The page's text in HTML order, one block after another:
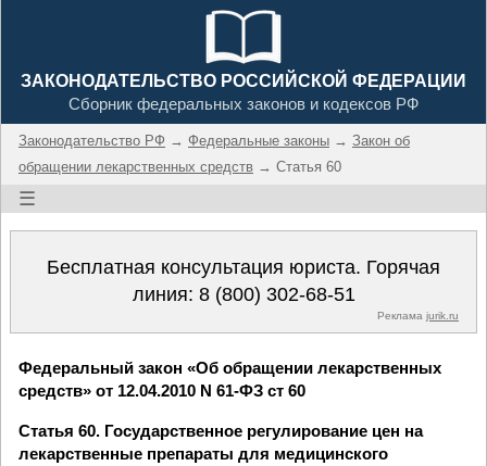
ЗАКОНОДАТЕЛЬСТВО РОССИЙСКОЙ ФЕДЕРАЦИИ
Сборник федеральных законов и кодексов РФ
Законодательство РФ → Федеральные законы → Закон об
обращении лекарственных средств → Статья 60
☰
Бесплатная консультация юриста. Горячая
линия: 8 (800) 302-68-51
Реклама jurik.ru
Федеральный закон «Об обращении лекарственных
средств» от 12.04.2010 N 61-ФЗ ст 60
Статья 60. Государственное регулирование цен на
лекарственные препараты для медицинского